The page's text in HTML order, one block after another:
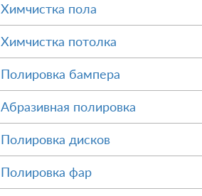
Химчистка пола
Химчистка потолка
Полировка бампера
Абразивная полировка
Полировка дисков
Полировка фар